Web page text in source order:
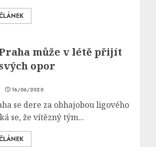
může v létě přijít
opor
16/06/2020
se dere za obhajobou ligového
se, že vítězný tým...